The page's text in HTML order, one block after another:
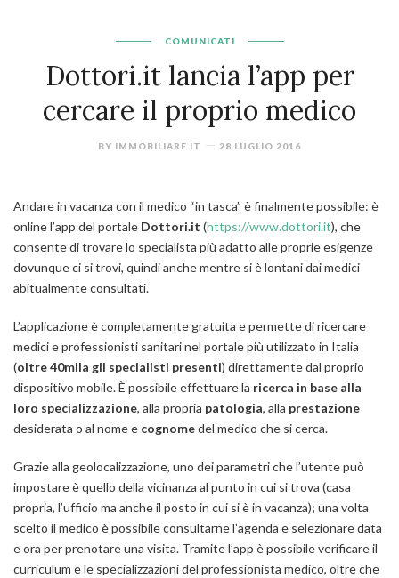
COMUNICATI
Dottori.it lancia l’app per
cercare il proprio medico
BY IMMOBILIARE.IT 28 LUGLIO 2016
Andare in vacanza con il medico “in tasca” è finalmente possibile: è
online l’app del portale Dottori.it (https://www.dottori.it), che
consente di trovare lo specialista più adatto alle proprie esigenze
dovunque ci si trovi, quindi anche mentre si è lontani dai medici
abitualmente consultati.
L’applicazione è completamente gratuita e permette di ricercare
medici e professionisti sanitari nel portale più utilizzato in Italia
(oltre 40mila gli specialisti presenti) direttamente dal proprio
dispositivo mobile. È possibile effettuare la ricerca in base alla
loro specializzazione, alla propria patologia, alla prestazione
desiderata o al nome e cognomedel medico che si cerca.
Grazie alla geolocalizzazione, uno dei parametri che l’utente può
impostare è quello della vicinanza al punto in cui si trova (casa
propria, l’ufficio ma anche il posto in cui si è in vacanza); una volta
scelto il medico è possibile consultarne l’agenda e selezionare data
e ora per prenotare una visita. Tramite l’app è possibile verificare il
curriculum e le specializzazioni del professionista medico, oltre che